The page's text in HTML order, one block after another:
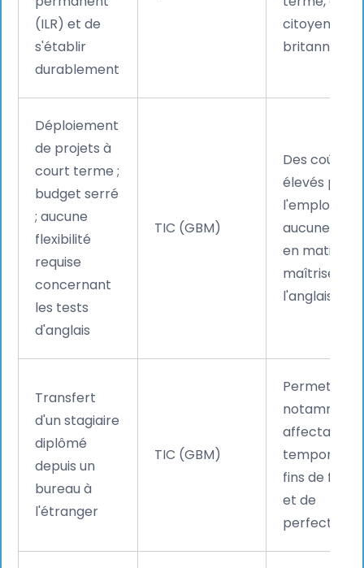
(ILR) et de
s'établir
durablement
citoyenneté
britannique.
Déploiement
de projets à
court terme ;
budget serré
; aucune
flexibilité
requise
concernant
les tests
d'anglais
TIC (GBM)
Des coûts
élevés pour
l'employeur
aucune
en matière
maîtrise de
l'anglais.
Transfert
d'un stagiaire
diplômé
depuis un
bureau à
l'étranger
TIC (GBM)
Permet
notamment
affectations
fins de
et de